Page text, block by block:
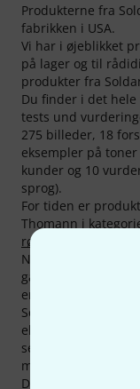
Produkterne fra
fabrikken i USA.
Vi har i øjeblikket
på lager og til
produkter fra
Du finder i det hele
tests und
275 billeder, 18
eksempler på
kunder og 10
sprog).
For tiden er
Thomann i
rørforstærkere
Normalt yder
garanti. Men med
er vores kunder et
Selvfølgelig har vi
eksklusive 30-
service som vores
meget mere.
Du kan finde flere